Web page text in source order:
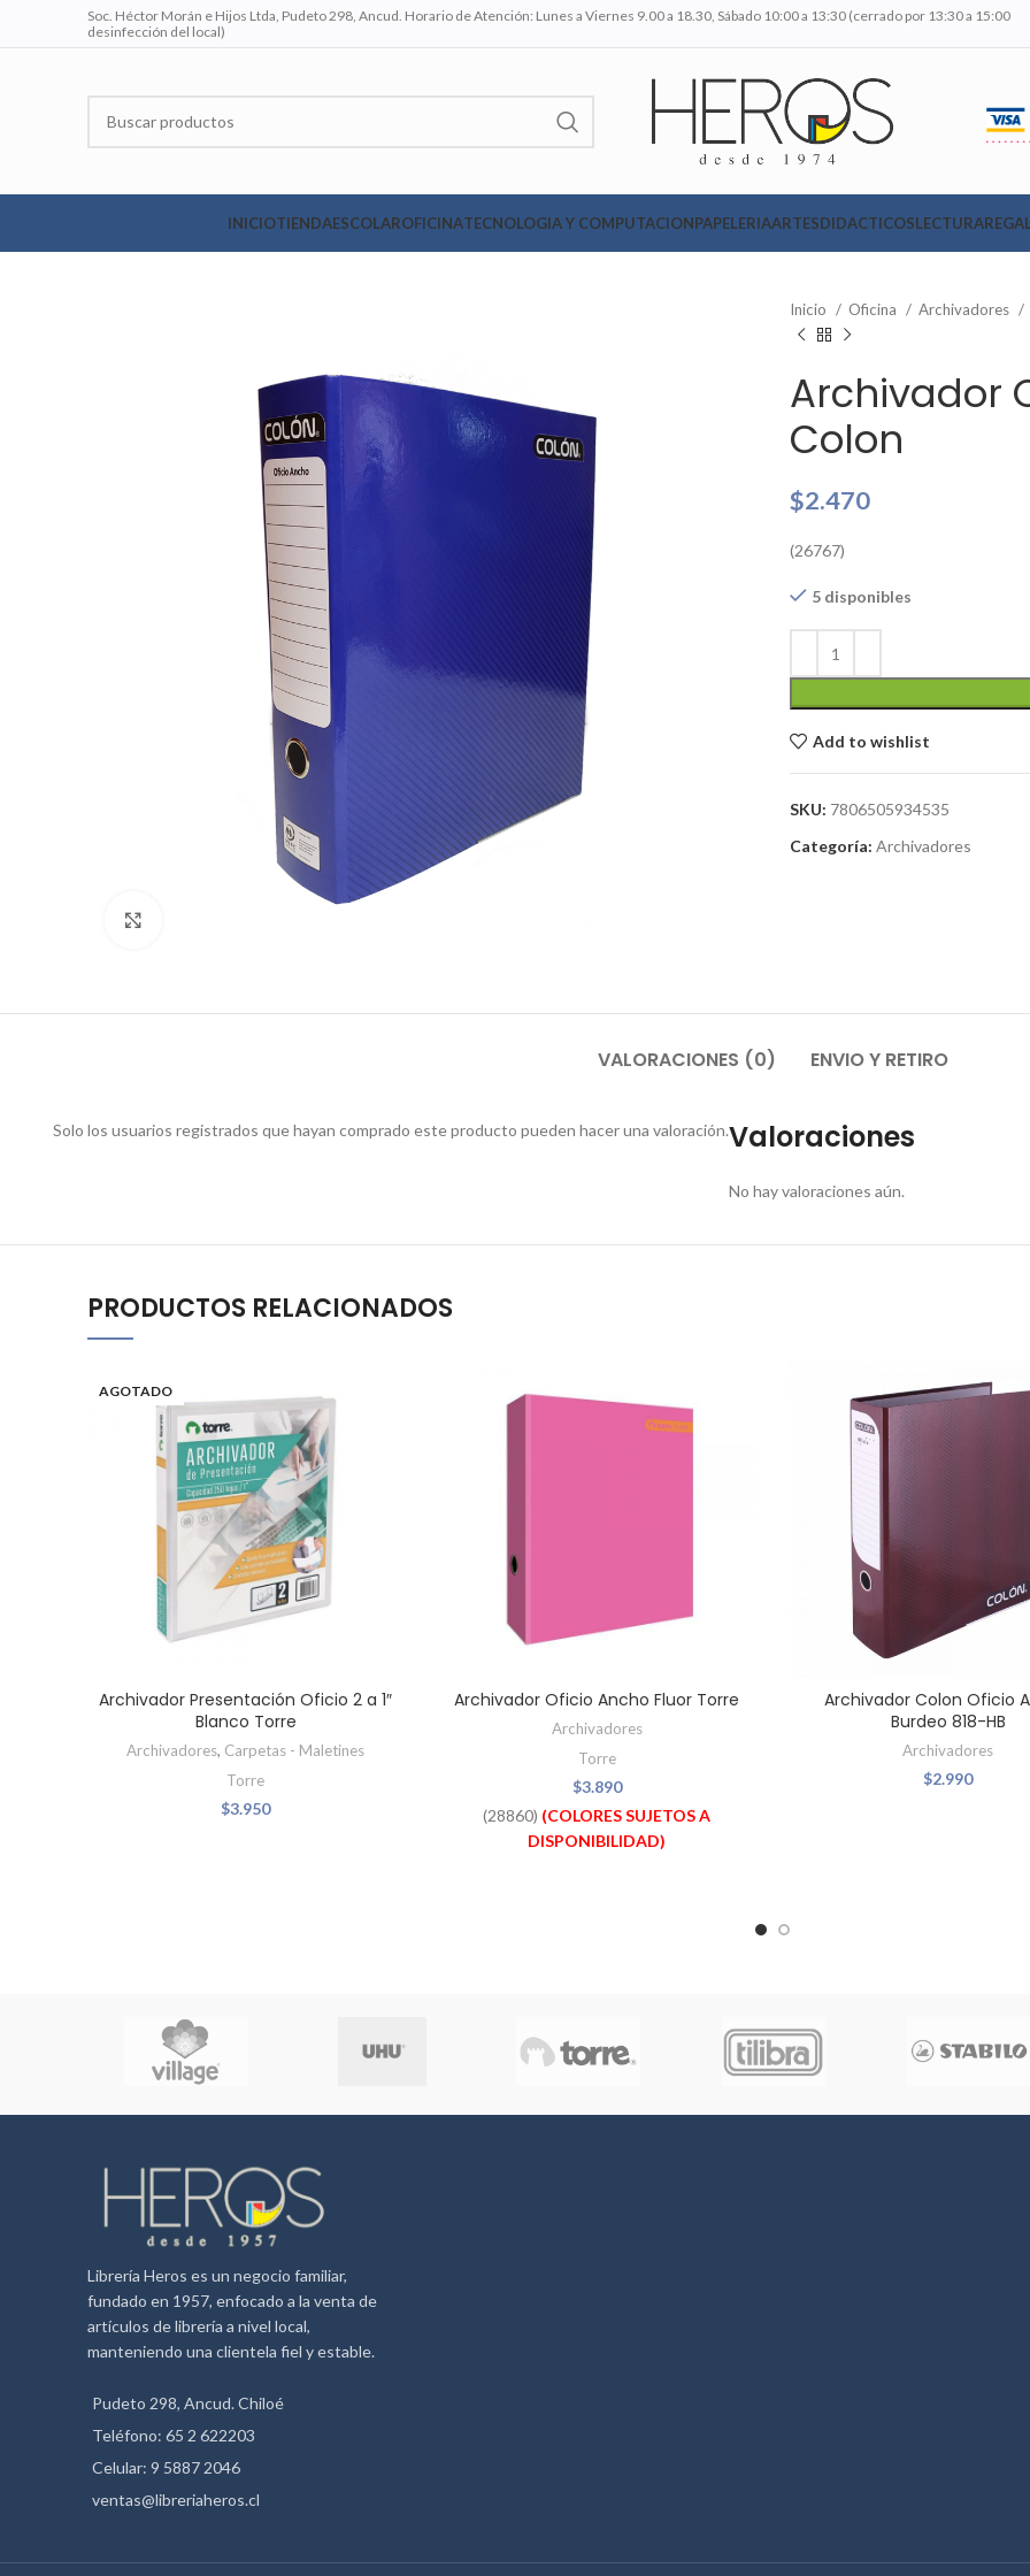
Soc. Héctor Morán e Hijos Ltda, Pudeto 298, Ancud. Horario de Atención: Lunes a Viernes 9.00 a 18.30, Sábado 10:00 a 13:30 (cerrado por 13:30 a 15:00
desinfección del local)
INICIOTIENDAESCOLAROFICINATECNOLOGIA Y COMPUTACIONPAPELERIAARTESDIDACTICOSLECTURA
Inicio Oficina Archivadores
Archivador
Colon
$2.470
(26767)
5 disponibles
Add to wishlist
SKU: 7806505934535
Categoría: Archivadores
VALORACIONES (0) ENVIO Y RETIRO
Valoraciones
No hay valoraciones aún.
Solo los usuarios registrados que hayan comprado este producto pueden hacer una valoración.
PRODUCTOS RELACIONADOS
AGOTADO
Archivador Presentación Oficio 2 a 1″
Blanco Torre
Archivadores, Carpetas - Maletines
Torre
$3.950
Archivador Oficio Ancho Fluor Torre
Archivadores
Torre
$3.890
(28860) (COLORES SUJETOS A
DISPONIBILIDAD)
Archivador Colon Oficio
Burdeo 818-HB
Archivadores
$2.990
Librería Heros es un negocio familiar,
fundado en 1957, enfocado a la venta de
artículos de librería a nivel local,
manteniendo una clientela fiel y estable.
Pudeto 298, Ancud. Chiloé
Teléfono: 65 2 622203
Celular: 9 5887 2046
ventas@libreriaheros.cl